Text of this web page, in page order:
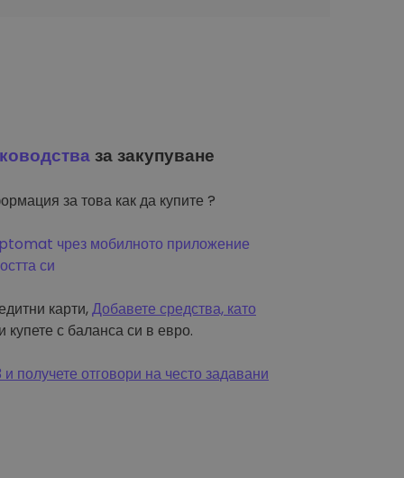
за закупуване
за това как да купите ?
чрез мобилното приложение
си
карти,Добавете средства, като
и купете с баланса си в евро.
получете отговори на често задавани